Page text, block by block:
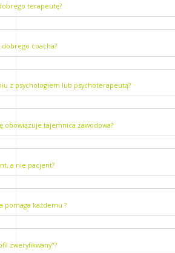
terapeutę?
dobrego coacha?
z psychologiem lub psychoterapeutą?
obowiązuje tajemnica zawodowa?
a nie pacjent?
pomaga każdemu ?
zweryfikwany"?